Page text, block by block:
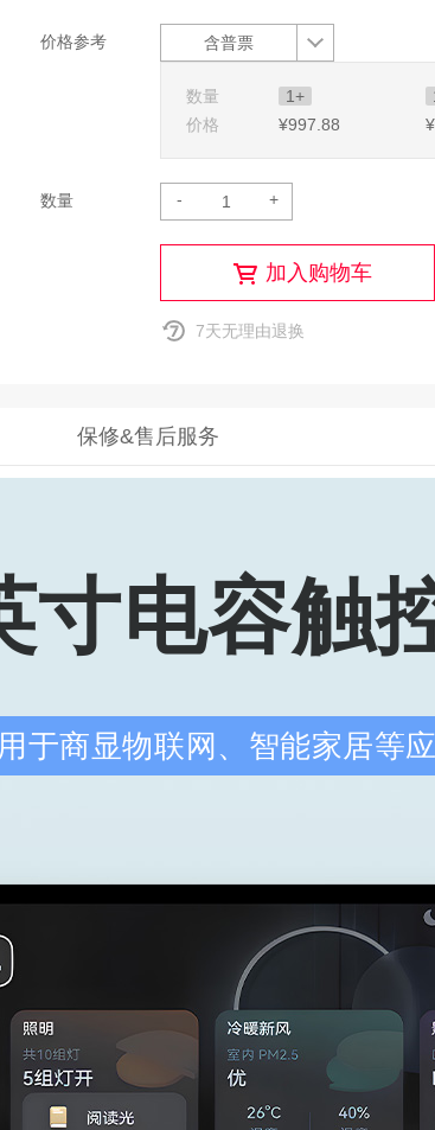
价格参考 含普票
数量 1+
价格
¥997 .88
数量 - +
加入购物车
7天无理由退换
保修&售后服务
寸电容触
于商显物联网、智能家居等